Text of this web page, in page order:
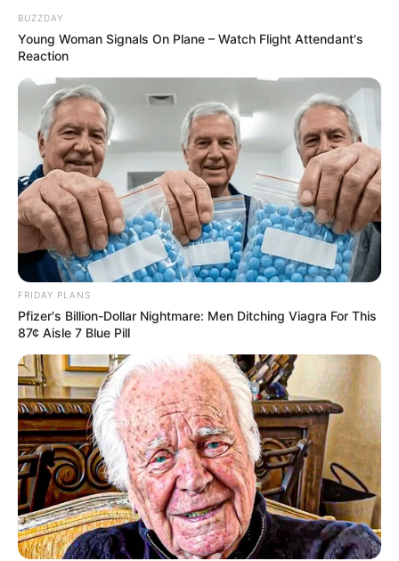
BUZZDAY
Young Woman Signals On Plane – Watch Flight Attendant's
Reaction
FRIDAY PLANS
Pfizer's Billion-Dollar Nightmare: Men Ditching Viagra For This
87¢ Aisle 7 Blue Pill